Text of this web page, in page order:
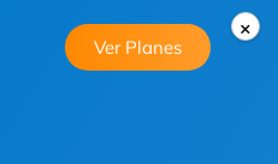
×
Ver Planes